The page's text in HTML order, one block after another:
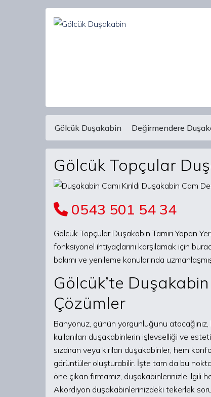
Main Navigation
Gölcük Duşakabin Değirmendere
Gölcük Topçular
0543 501 54 34
Gölcük Topçular Duşakabin Tamiri Yapan
fonksiyonel ihtiyaçlarını karşılamak için
bakımı ve yenileme konularında
Gölcük’te
Çözümler
Banyonuz, günün yorgunluğunu atacağınız,
kullanılan duşakabinlerin işlevselliği ve
sızdıran veya kırılan duşakabinler, hem
görüntüler oluşturabilir. İşte tam da bu
öne çıkan firmamız, duşakabinlerinizle ilgili
Akordiyon duşakabinlerinizdeki tekerlek